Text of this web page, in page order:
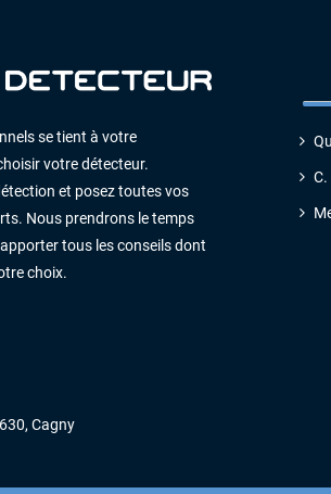
se tient à votre
votre détecteur.
et posez toutes vos
Nous prendrons le temps
tous les conseils dont
choix.
Cagny
C.